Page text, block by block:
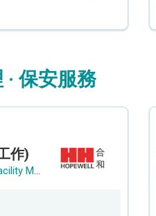
· 保安服務
作)
Hopewell Property and Facility Management Ltd. 合和物業及設施管理有限公司